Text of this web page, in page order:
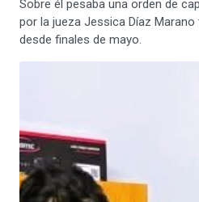
Sobre él pesaba una orden de
por la jueza Jessica Díaz
desde finales de mayo.